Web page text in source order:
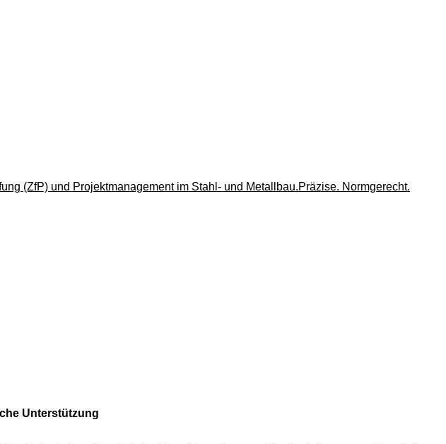
(ZfP) und Projektmanagement im Stahl- und Metallbau.Präzise. Normgerecht.
Unterstützung